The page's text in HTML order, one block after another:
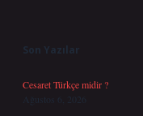
Son Yazılar
Cesaret Türkçe midir ?
Ağustos 6, 2026